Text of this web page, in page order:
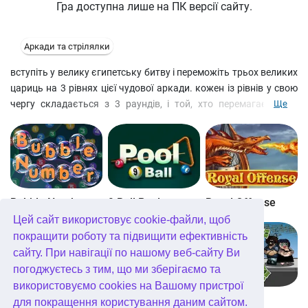
Цей сайт використовує cookie-файли, щоб
покращити роботу та підвищити ефективність
сайту. При навігації по нашому веб-сайту Ви
погоджуєтесь з тим, що ми зберігаємо та
використовуємо cookies на Вашому пристрої
для покращення користування даним сайтом.
Гра доступна лише на ПК версії сайту.
Аркади та стрілялки
вступіть у велику єгипетську битву і переможіть трьох великих
цариць на 3 рівнях цієї чудової аркади. кожен із рівнів у свою
чергу складається з 3 раундів, і той, хто перемагає тричі,
Ще
Bubble Number 9 Ball Pool Royal Offense
Blockz! Королівство Кітта Go Repo